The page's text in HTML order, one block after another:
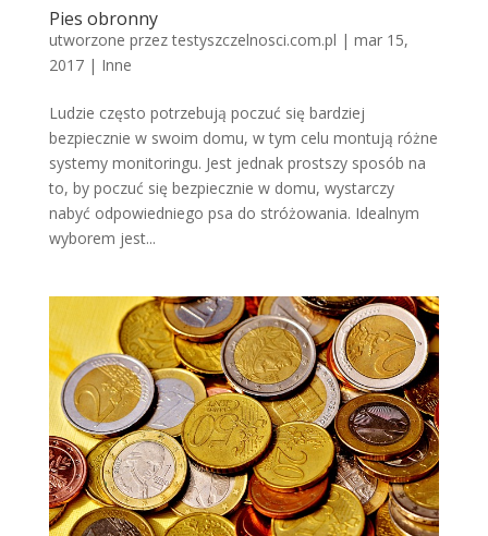
Pies obronny
utworzone przeztestyszczelnosci.com.pl | mar 15,
2017| Inne
Ludzie często potrzebują poczuć się bardziej
bezpiecznie w swoim domu, w tym celu montują różne
systemy monitoringu. Jest jednak prostszy sposób na
to, by poczuć się bezpiecznie w domu, wystarczy
nabyć odpowiedniego psa do stróżowania. Idealnym
wyborem jest...